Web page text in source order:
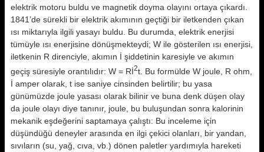
elektrik motoru buldu ve magne­tik doyma olayını ortaya çıkardı.
1841’de sürekli bir elektrik akımının geçtiği bir iletkenden çıkan
ısı mikta­rıyla ilgili yasayı buldu. Bu durumda, elektrik enerjisi
tümüyle ısı enerjisi­ne dönüşmekteydi; W ile gösterilen ısı enerjisi,
iletkenin R direnciyle, akımın İ şiddetinin karesiyle ve akımın
geçiş süresiyle orantılıdır: W = Rİ2t. Bu for­mülde W joule, R ohm,
İ amper ola­rak, t ise saniye cinsinden belirtilir; bu yasa
günümüzde joule yasası ola­rak bilinir ve buna denk düşen olay
da joule olayı diye tanınır, joule, bu buluşundan sonra kalorinin
mekanik eşdeğerini saptamaya çalış­tı: Bu inceleme için
düşündüğü deneyler arasında en ilgi çekici olanları, bir yandan,
sıvıların (su, yağ, cıva, vb.) dönen paletler yardımıyla hareketi